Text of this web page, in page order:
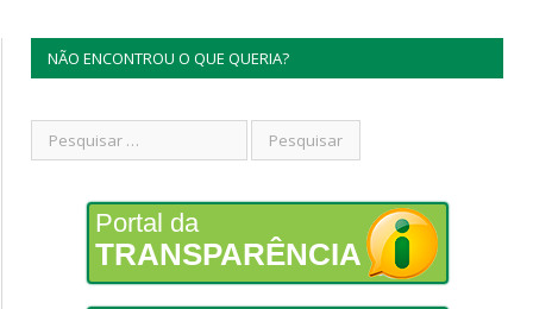
NÃO ENCONTROU O QUE QUERIA?
Portal da
TRANSPARÊNCIA